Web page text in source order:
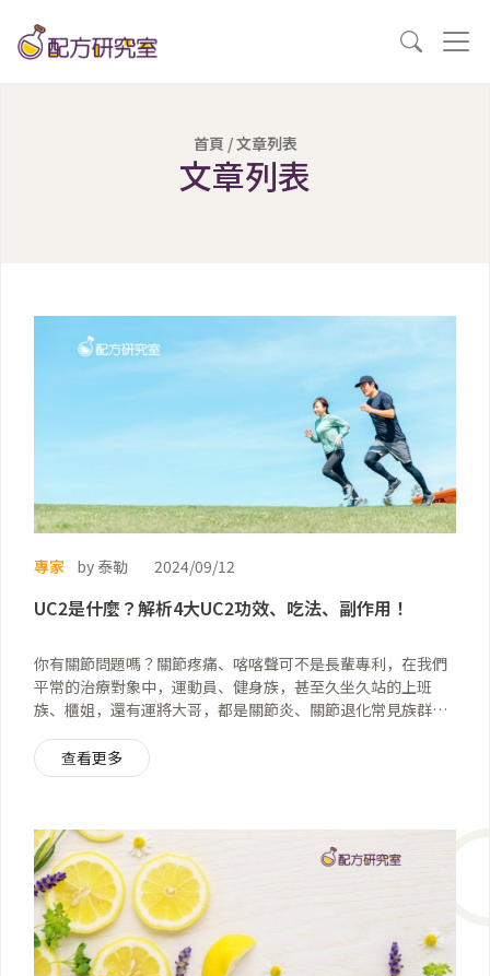
首頁 / 文章列表
文章列表
專家 by 泰勒 2024/09/12
UC2是什麼？解析4大UC2功效、吃法、副作用！
你有關節問題嗎？關節疼痛、喀喀聲可不是長輩專利，在我們
平常的治療對象中，運動員、健身族，甚至久坐久站的上班
族、櫃姐，還有運將大哥，都是關節炎、關節退化常見族群。
健品成分中。但UC2是什麼呢？UC2功效真的有那麼神奇嗎？
最重要的是，UC2怎麼吃才能讓它發揮最大的作用？這篇文章
查看更多